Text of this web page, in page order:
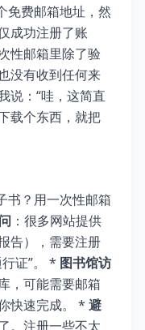
免费邮箱地址，然
成功注册了账
性邮箱里除了验
没有收到任何来
说：“哇，这简直
载个东西，就把
书？用一次性邮箱
：很多网站提供
告），需要注册
证”。 * 图书馆访
，可能需要邮箱
快速完成。 * 避
。注册一些不太